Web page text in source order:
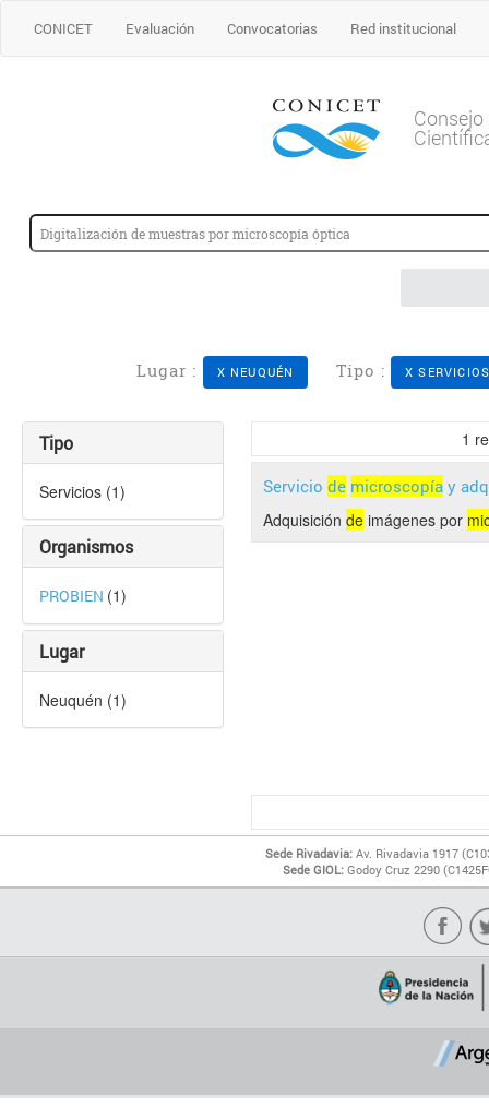
CONICET Evaluación Convocatorias Red institucional
Lugar : X NEUQUÉN Tipo : X
Tipo
Servicios (1)
Organismos
PROBIEN (1)
Lugar
Neuquén (1)
1
Servicio de microscopía y
Adquisición de imágenes por
Sede Rivadavia: Av. Rivadavia 1917
Sede GIOL: Godoy Cruz 2290